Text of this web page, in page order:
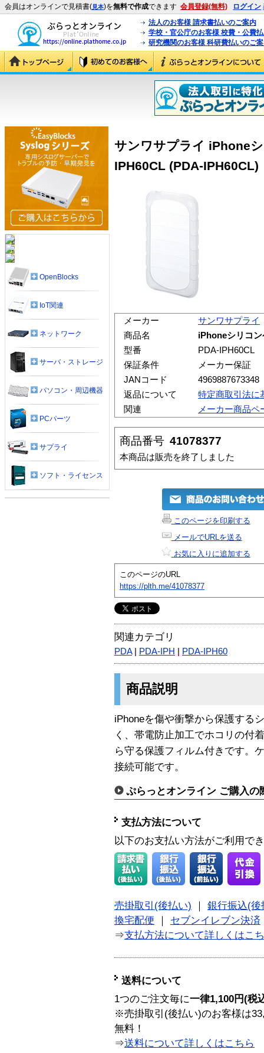
会員はオンラインで見積書(見本)を無料で作成できます 会員登録(無料) ログイン
法人のお客様 請求書払いのご案内
学校・官公庁のお客様 校費・公費
研究機関のお客様 科研費払いのご
サンワサプライ iPhone
IPH60CL (PDA-IPH60CL)
メーカー
サンワサプライ
商品名
iPhoneシリコ
型番
PDA-IPH60CL
保証条件
メーカー保証
JANコード
4969887673348
返品について
特定商取引法に
関連
メーカー商品ペ
商品番号 41078377
本商品は販売を終了しました
このページを印刷する
メールでURLを送る
お気に入りに追加する
このページのURL
https://plth.me/41078377
関連カテゴリ
PDA| PDA-IPH PDA-IPH60
商品説明
iPhoneを傷や衝撃から保護する
く、帯電防止加工でホコリの付
ら守る保護フィルム付きです。
接続可能です。
ぷらっとオンライン ご購入の
支払方法について
以下のお支払い方法がご利用で
売掛取引(後払い)
銀行振込(後
換宅配便
セブンイレブン決済
⇒支払方法について詳しくはこ
送料について
1つのご注文毎に一律1,100円(税
※売掛取引(後払い)のお客様は
無料！
⇒送料について詳しくはこちら
OpenBlocks
IoT関連
ネットワーク
サーバ・ストレージ
パソコン・周辺機器
PCパーツ
サプライ
ソフト・ライセンス